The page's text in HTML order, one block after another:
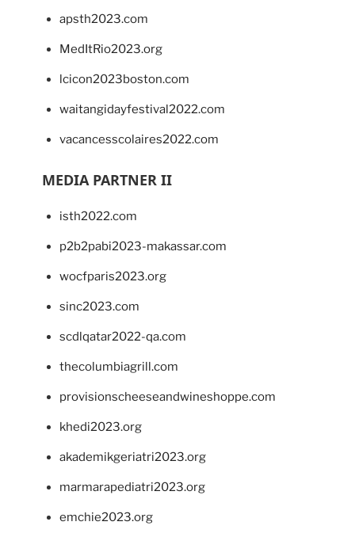
apsth2023.com
MedItRio2023.org
lcicon2023boston.com
waitangidayfestival2022.com
vacancesscolaires2022.com
MEDIA PARTNER II
isth2022.com
p2b2pabi2023-makassar.com
wocfparis2023.org
sinc2023.com
scdlqatar2022-qa.com
thecolumbiagrill.com
provisionscheeseandwineshoppe.com
khedi2023.org
akademikgeriatri2023.org
marmarapediatri2023.org
emchie2023.org